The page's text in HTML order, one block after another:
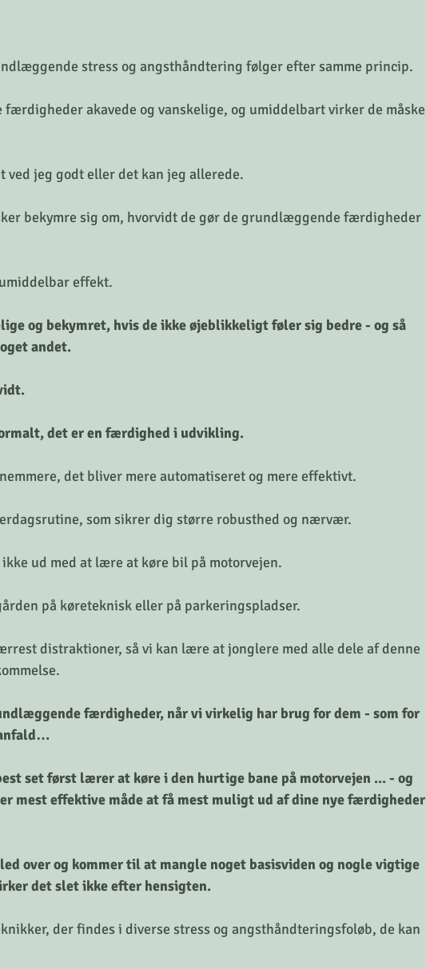
stress og angsthåndtering følger efter samme princip.
færdigheder akavede og vanskelige, og umiddelbart virker de måske
ved jeg godt eller det kan jeg allerede.
bekymre sig om, hvorvidt de gør de grundlæggende færdigheder
effekt.
og bekymret, hvis de ikke øjeblikkeligt føler sig bedre - og så
andet.
det er en færdighed i udvikling.
det bliver mere automatiseret og mere effektivt.
som sikrer dig større robusthed og nærvær.
ikke ud med at lære at køre bil på motorvejen.
på køreteknisk eller på parkeringspladser.
distraktioner, så vi kan lære at jonglere med alle dele af denne
færdigheder, når vi virkelig har brug for dem - som for
set først lærer at køre i den hurtige bane på motorvejen ... - og
mest effektive måde at få mest muligt ud af dine nye færdigheder
over og kommer til at mangle noget basisviden og nogle vigtige
det slet ikke efter hensigten.
der findes i diverse stress og angsthåndteringsfoløb, de kan